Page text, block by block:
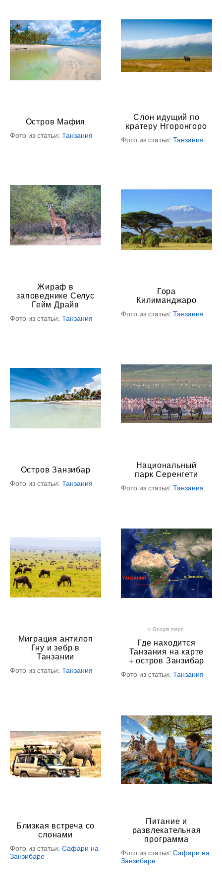
Остров Мафия
Фото из статьи: Танзания
Слон идущий по
кратеру Нгоронгоро
Фото из статьи: Танзания
Жираф в
заповеднике Селус
Гейм Драйв
Фото из статьи: Танзания
Гора
Килиманджаро
Фото из статьи: Танзания
Остров Занзибар
Фото из статьи: Танзания
Национальный
парк Серенгети
Фото из статьи: Танзания
Миграция антилоп
Гну и зебр в
Танзании
Фото из статьи: Танзания
© Google maps
Где находится
Танзания на карте
+ остров Занзибар
Фото из статьи: Танзания
Близкая встреча со
слонами
Фото из статьи: Сафари на
Занзибаре
Питание и
развлекательная
программа
Фото из статьи: Сафари на
Занзибаре